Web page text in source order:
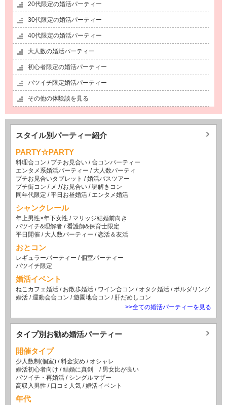
20代限定の婚活パーティー
30代限定の婚活パーティー
40代限定の婚活パーティー
大人数の婚活パーティー
初心者限定の婚活パーティー
バツイチ限定婚活パーティー
その他の体験談を見る
スタイル別パーティー紹介
PARTY☆PARTY
料理合コン / プチお見合い /合コンパーティー
エンタメ系婚活パーティー / 大人数パーティ
プチお見合いタブレット /婚活バスツアー
プチ街コン / メガお見合い /謎解きコン
同年代限定 /平日お昼婚活 / エンタメ婚活
シャンクレール
年上男性×年下女性 / マリッジ結婚前向き
バツイチ&理解者 /看護師&保育士限定
平日開催 / 大人数パーティー /恋活＆友活
おとコン
レギュラーパーティー /個室パーティー
バツイチ限定
婚活イベント
ねこカフェ婚活 / お散歩婚活 / ワイン合コン / オタク婚活 /ボルダリング
婚活 /運動会合コン /遊園地合コン / 肝だめしコン
>>全ての婚活パーティーを見る
タイプ別お勧め婚活パーティー
開催タイプ
少人数制(個室) /料金安め / オシャレ
婚活初心者向け /結婚に真剣 / 男女比が良い
バツイチ・再婚活 / シングルマザー
高収入男性 / 口コミ人気 /婚活イベント
年代